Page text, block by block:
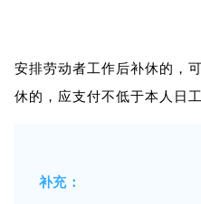
安排劳动者工作后补休的，
休的，应支付不低于本人日
补充：